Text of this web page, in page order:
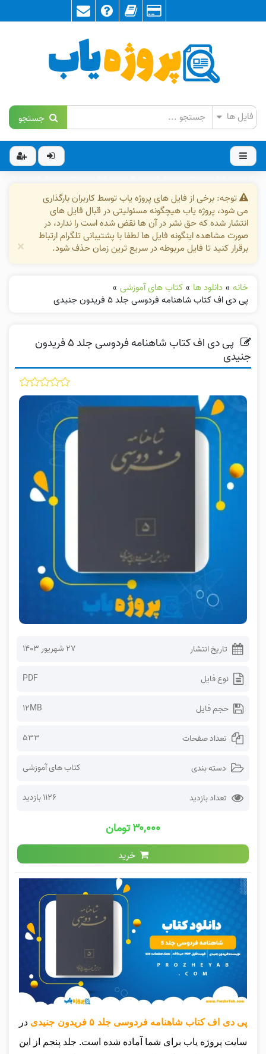
جستجو
توجه: برخی از فایل های پروژه یاب توسط کاربران بارگذاری
می شود، پروژه یاب هیچگونه مسئولیتی در قبال فایل های
انتشار شده که حق نشر در آن ها نقض شده است را ندارد، در
صورت مشاهده اینگونه فایل ها لطفا با پشتیبانی تلگرام ارتباط
برقرار کنید تا فایل مربوطه در سریع ترین زمان حذف شود.
×
خانه » دانلود ها » کتاب های آموزشی »
پی دی اف کتاب شاهنامه فردوسی جلد ۵ فریدون جنیدی
پی دی اف کتاب شاهنامه فردوسی جلد ۵ فریدون
جنیدی
تاریخ انتشار ۲۷ شهریور ۱۴۰۳
نوع فایل PDF
حجم فایل 12MB
تعداد صفحات 533
دسته بندی کتاب های آموزشی
تعداد بازدید 1126 بازدید
۳۰,۰۰۰ تومان
خرید
پی دی اف کتاب شاهنامه فردوسی جلد ۵ فریدون جنیدی
در
سایت پروژه یاب برای شما آماده شده است. جلد پنجم از این